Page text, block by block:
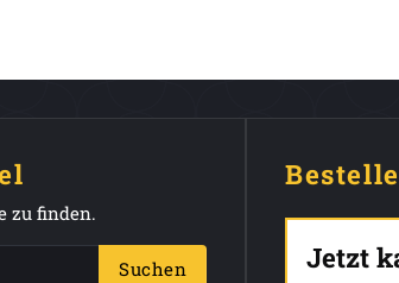
zu finden.
Suchen Jetzt